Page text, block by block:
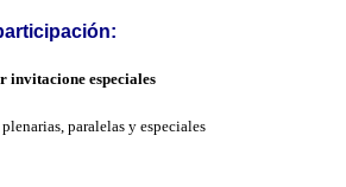
invitacione especiales
paralelas y especiales